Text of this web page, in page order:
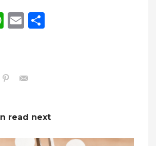
WhatsApp
Email
read next